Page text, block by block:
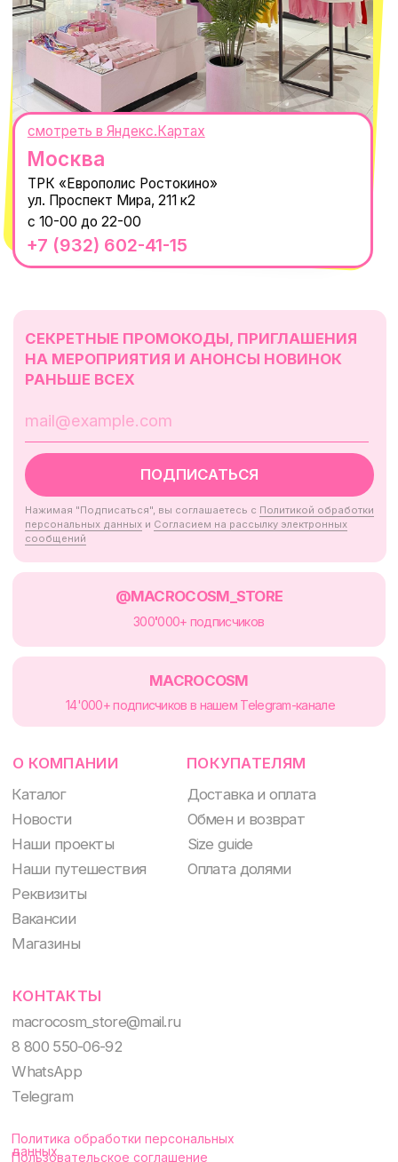
ИНН 667114098580
ОГРНИП 320665800076581
Telegram
WhatsApp
8 800 550-06-92
macrocosm_store@mail.ru
КОНТАКТЫ
© 2021-2025 Macrocosm ®
Оферта
Пользовательское соглашение
Политика обработки персональных
данных